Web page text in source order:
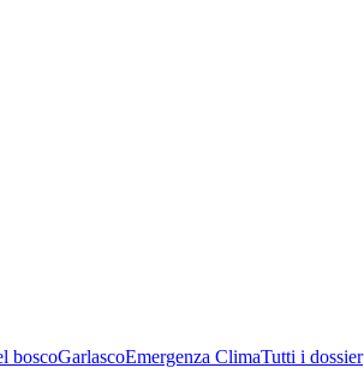
boscoGarlascoEmergenza ClimaTutti i dossier